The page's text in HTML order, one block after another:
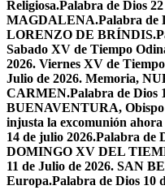
Religiosa.Palabra de Dios
MAGDALENA.Palabra de
LORENZO DE BRÍNDIS.
Sabado XV de Tiempo
2026. Viernes XV de
Julio de 2026. Memoria,
CARMEN.Palabra de Dios
BUENAVENTURA, Obispo
injusta la excomunión ahora
14 de julio 2026.Palabra de
DOMINGO XV DEL
11 de Julio de 2026. SAN
Europa.Palabra de Dios 10